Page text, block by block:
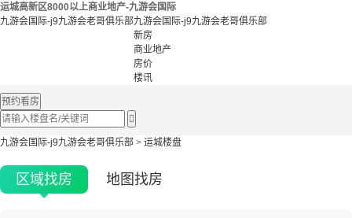
运城高新区8000以上商业地产-九游会国际
九游会国际-j9九游会老哥俱乐部九游会国际-j9九游会老哥俱乐部
新房
商业地产
房价
楼讯
预约看房

九游会国际-j9九游会老哥俱乐部 > 运城楼盘
区域找房 地图找房